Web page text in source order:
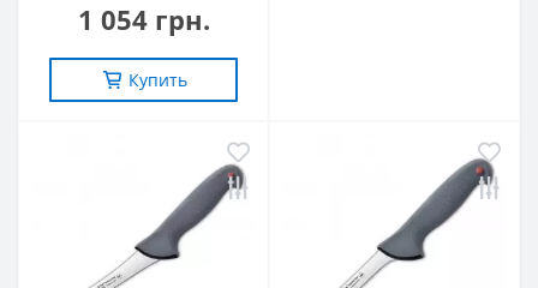
1 054 грн.
Купить